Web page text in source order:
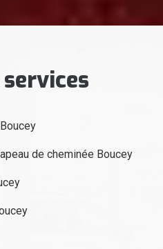
de cheminée Boucey